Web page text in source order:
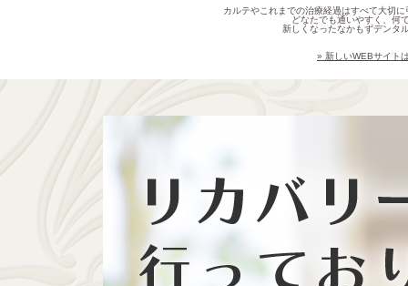
カルテやこれまでの治療経過はすべて大切
どなたでも通いやすく、何
新しくなったなかもずデンタ
» 新しいWEBサイト